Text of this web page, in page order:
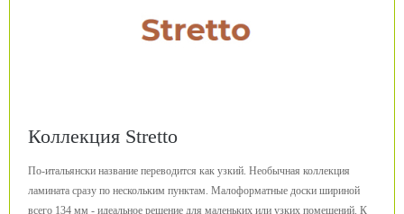
Коллекция Stretto
По-итальянски название переводится как узкий. Необычная коллекция
ламината сразу по нескольким пунктам. Малоформатные доски шириной
всего 134 мм - идеальное решение для маленьких или узких помещений. К